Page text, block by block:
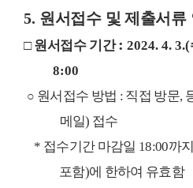
5. 원서접수 및 제출서류
□원서접수 기간: 2024. 4. 3.(
8:00
○ 원서접수 방법 : 직접 방문,
메일) 접수
* 접수기간 마감일 18:00까
포함)에 한하여 유효함